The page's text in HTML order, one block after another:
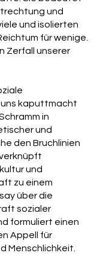
und
und isolierten
für wenige.
Zerfall unserer
kaputtmacht
in
und
den Bruchlinien
und
zu einem
über die
sozialer
formuliert einen
Appell für
Menschlichkeit.